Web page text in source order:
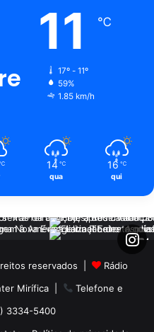
11 ℃
17º - 11º
59%
1.85 km/h
14 ℃
qua
16 ℃
qui
reservados |
Rádio
Mirífica|
Telefone e
3334-5400